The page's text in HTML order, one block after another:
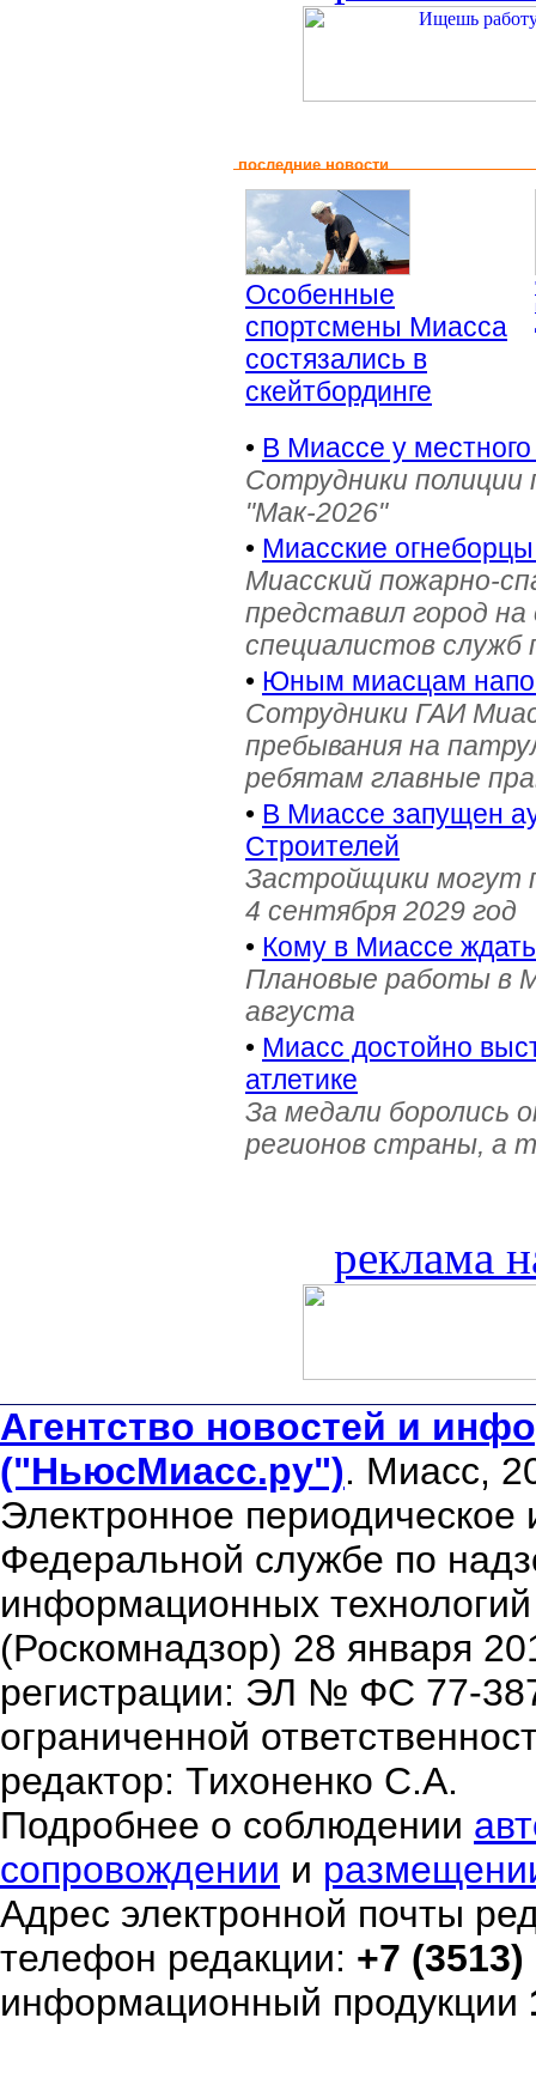
последние новости
Особенные
спортсмены Миасса
состязались в
скейтбординге
• В Миассе у
Сотрудники полиции
"Мак-2026"
• Миасские
Миасский пожарно-
представил город
специалистов
• Юным миасцам
Сотрудники ГАИ
пребывания на
ребятам главные
• В Миассе запущен
Строителей
Застройщики могут
4 сентября 2029 год
• Кому в Миассе
Плановые работы в
августа
• Миасс достойно
атлетике
За медали боролись
регионов страны, а
реклама
Агентство новостей и
("НьюсМиасс.ру"). Миасс,
Электронное периодическое
Федеральной службе по
информационных
(Роскомнадзор) 28 января
регистрации: ЭЛ № ФС 77-
ограниченной
редактор: Тихоненко С.А.
Подробнее о соблюдении
сопровождении и
Адрес электронной почты
телефон редакции: +7
информационный продукции